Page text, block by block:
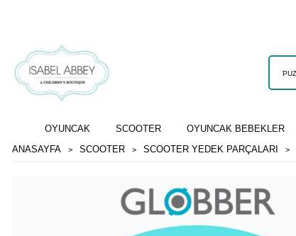
OYUNCAK SCOOTER OYUNCAK BEBEKLER
ANASAYFA
SCOOTER SCOOTER YEDEK PARÇALARI